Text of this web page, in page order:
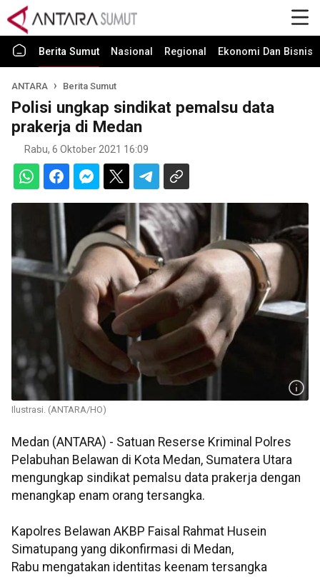
Berita Sumut Nasional Regional Ekonomi Dan Bisnis
ANTARA Berita Sumut
Polisi ungkap sindikat pemalsu data
prakerja di Medan
Rabu, 6 Oktober 2021 16:09
Ilustrasi. (ANTARA/HO)
Medan (ANTARA) - Satuan Reserse Kriminal Polres
Pelabuhan Belawan di Kota Medan, Sumatera Utara
mengungkap sindikat pemalsu data prakerja dengan
menangkap enam orang tersangka.
Kapolres Belawan AKBP Faisal Rahmat Husein
Simatupang yang dikonfirmasi di Medan,
Rabu mengatakan identitas keenam tersangka